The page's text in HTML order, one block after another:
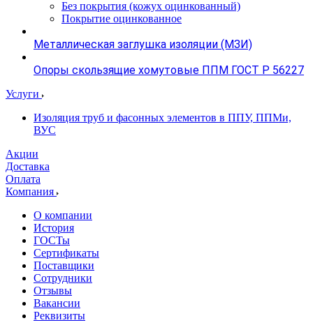
Без покрытия (кожух оцинкованный)
Покрытие оцинкованное
Металлическая заглушка изоляции (МЗИ)
Опоры скользящие хомутовые ППМ ГОСТ Р 56227
Услуги
Изоляция труб и фасонных элементов в ППУ, ППМи,
ВУС
Акции
Доставка
Оплата
Компания
О компании
История
ГОСТы
Сертификаты
Поставщики
Сотрудники
Отзывы
Вакансии
Реквизиты